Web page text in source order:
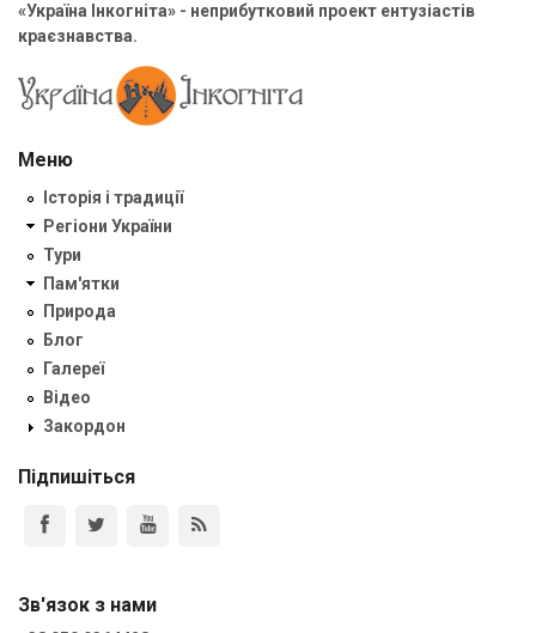
«Україна Інкогніта» - неприбутковий проект ентузіастів
краєзнавства.
Меню
Історія і традиції
Регіони України
Тури
Пам'ятки
Природа
Блог
Галереї
Відео
Закордон
Підпишіться
Зв'язок з нами